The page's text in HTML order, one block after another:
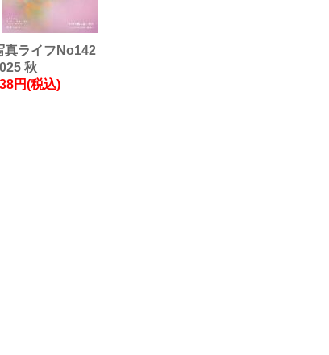
真ライフNo142
秋
円(税込)